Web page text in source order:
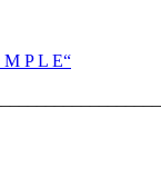
P L E“